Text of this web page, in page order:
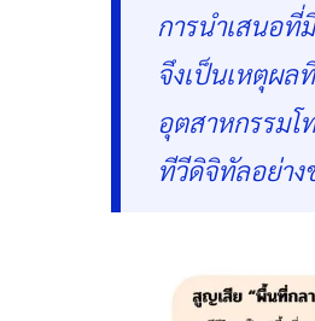
การนำเสนอที่
จึงเป็นเหตุผล
อุตสาหกรรมโ
ทีวีดิจิทัลอย่าง